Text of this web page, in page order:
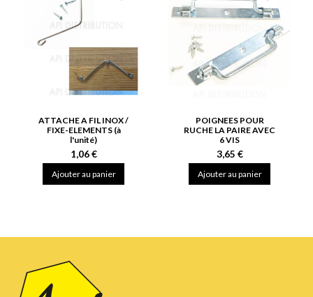
ATTACHE A FIL INOX /
FIXE-ELEMENTS (à
l'unité)
1,06 €
Ajouter au panier
POIGNEES POUR
RUCHE LA PAIRE AVEC
6 VIS
3,65 €
Ajouter au panier